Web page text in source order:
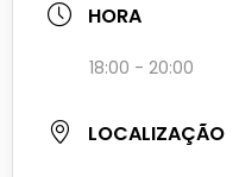
HORA
18:00 - 20:00
LOCALIZAÇÃO